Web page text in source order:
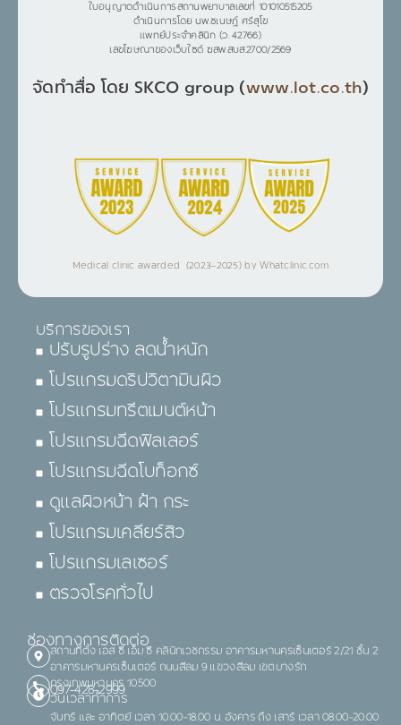
บริการของเรา
ปรับรูปร่าง ลดน้ำหนัก
โปรแกรมดริปวิตามินผิว
โปรแกรมทรีตเมนต์หน้า
โปรแกรมฉีดฟิลเลอร์
โปรแกรมฉีดโบท็อกซ์
ดูแลผิวหน้า ฝ้า กระ
โปรแกรมเคลียร์สิว
โปรแกรมเลเซอร์
ตรวจโรคทั่วไป
ช่องทางการติดต่อ
สถานที่ตั้ง เอส ซี เอ็ม ซี คลินิกเวชกรรม อาคารมหานครเซ็นเตอร์ 2/21 ชั้น 2
อาคารมหานครเซ็นเตอร์ ถนนสีลม 9 แขวงสีลม เขตบางรัก
กรุงเทพมหานคร 10500
097-428-2999
วันเวลาทำการ
จันทร์ และ อาทิตย์ เวลา 10.00-18.00 น. อังคาร ถึง เสาร์ เวลา 08.00-20.00
ใบอนุญาตดำเนินการสถานพยาบาลเลขที่ 101010515205
ดำเนินการโดย นพ.ชเนษฎ์ ศรีสุโข
แพทย์ประจำคลินิก (ว. 42766)
เลขโฆษณาของเว็บไซต์ ฆสพ.สบส.2700/2569
จัดทำสื่อ โดย SKCO group (www.lot.co.th)
Medical clinic awarded (2023–2025) by Whatclinic.com